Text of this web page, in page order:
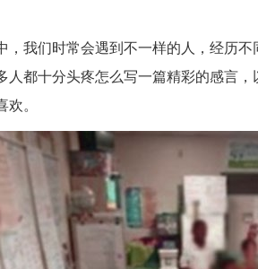
我们时常会遇到不一样的人，经历不
人都十分头疼怎么写一篇精彩的感言
。